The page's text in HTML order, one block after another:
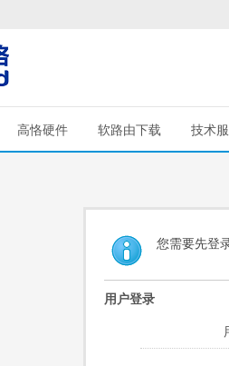
高恪硬件 软路由下载 技术
您需要先登
用户登录